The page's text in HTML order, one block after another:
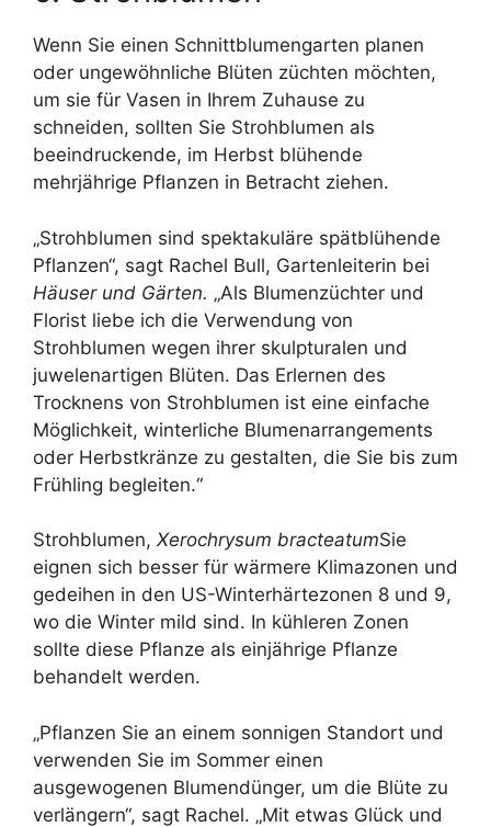
Wenn Sie einen Schnittblumengarten planen
oder ungewöhnliche Blüten züchten möchten,
um sie für Vasen in Ihrem Zuhause zu
schneiden, sollten Sie Strohblumen als
beeindruckende, im Herbst blühende
mehrjährige Pflanzen in Betracht ziehen.
„Strohblumen sind spektakuläre spätblühende
Pflanzen“, sagt Rachel Bull, Gartenleiterin bei
Häuser und Gärten. „Als Blumenzüchter und
Florist liebe ich die Verwendung von
Strohblumen wegen ihrer skulpturalen und
juwelenartigen Blüten. Das Erlernen des
Trocknens von Strohblumen ist eine einfache
Möglichkeit, winterliche Blumenarrangements
oder Herbstkränze zu gestalten, die Sie bis zum
Frühling begleiten.“
Strohblumen, Xerochrysum bracteatumSie
eignen sich besser für wärmere Klimazonen und
gedeihen in den US-Winterhärtezonen 8 und 9,
wo die Winter mild sind. In kühleren Zonen
sollte diese Pflanze als einjährige Pflanze
behandelt werden.
„Pflanzen Sie an einem sonnigen Standort und
verwenden Sie im Sommer einen
ausgewogenen Blumendünger, um die Blüte zu
verlängern“, sagt Rachel. „Mit etwas Glück und